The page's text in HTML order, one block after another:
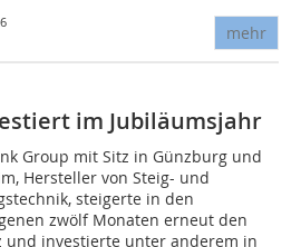
mehr
im Jubiläumsjahr
Group mit Sitz in Günzburg und
Hersteller von Steig- und
steigerte in den
zwölf Monaten erneut den
und investierte unter anderem in